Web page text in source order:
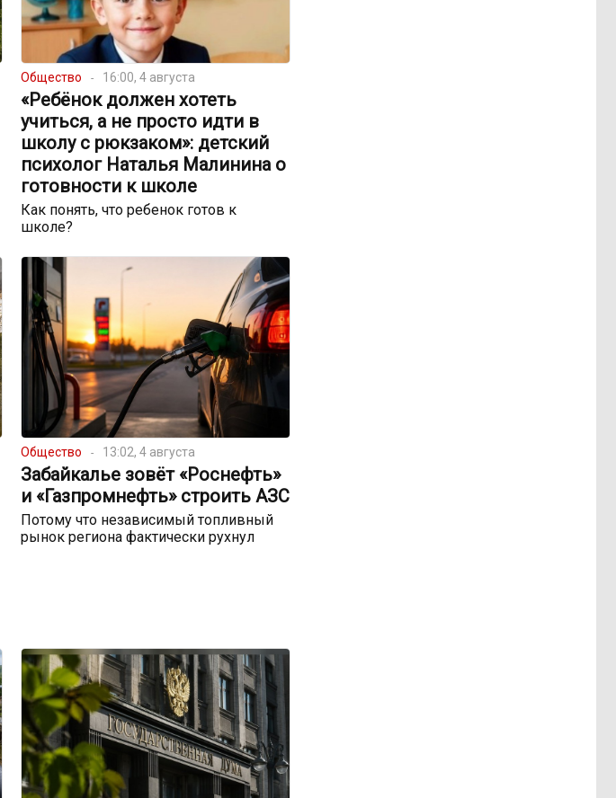
Общество 16:00, 4 августа
«Ребёнок должен хотеть
учиться, а не просто идти в
школу с рюкзаком»: детский
психолог Наталья Малинина о
готовности к школе
Как понять, что ребенок готов к
школе?
Общество 13:02, 4 августа
Забайкалье зовёт «Роснефть»
и «Газпромнефть» строить АЗС
Потому что независимый топливный
рынок региона фактически рухнул